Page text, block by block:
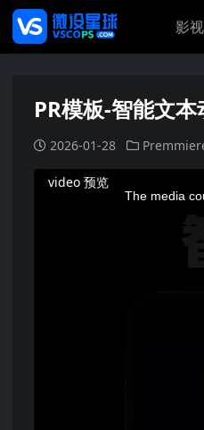
影
PR模板-智能文
2026-01-28
video 预览
This
The media